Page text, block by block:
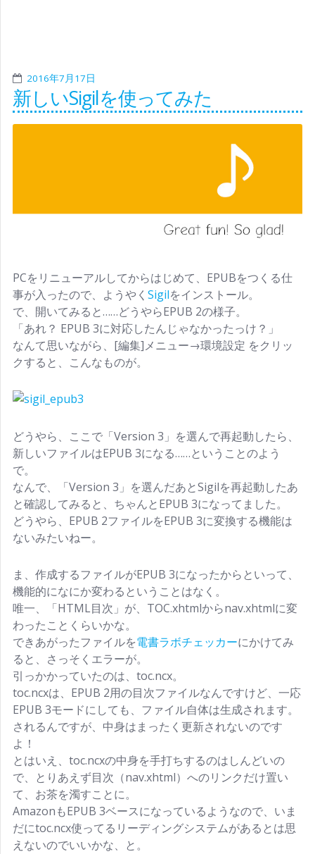
2016年7月17日
新しいSigilを使ってみた
PCをリニューアルしてからはじめて、EPUBをつくる仕
事が入ったので、ようやく Sigilをインストール。
で、開いてみると……どうやらEPUB 2の様子。
「あれ？ EPUB 3に対応したんじゃなかったっけ？」
なんて思いながら、[編集]メニュー→環境設定 をクリッ
クすると、こんなものが。
どうやら、ここで「Version 3」を選んで再起動したら、
新しいファイルはEPUB 3になる……ということのよう
で。
なんで、「Version 3」を選んだあとSigilを再起動したあ
と確認してみると、ちゃんとEPUB 3になってました。
どうやら、EPUB 2ファイルをEPUB 3に変換する機能は
ないみたいねー。
ま、作成するファイルがEPUB 3になったからといって、
機能的になにか変わるということはなく。
唯一、「HTML目次」が、TOC.xhtmlからnav.xhtmlに変
わったことくらいかな。
できあがったファイルを電書ラボチェッカーにかけてみ
ると、さっそくエラーが。
引っかかっていたのは、toc.ncx。
toc.ncxは、EPUB 2用の目次ファイルなんですけど、一応
EPUB 3モードにしても、ファイル自体は生成されます。
されるんですが、中身はまったく更新されないのです
よ！
とはいえ、toc.ncxの中身を手打ちするのはしんどいの
で、とりあえず目次（nav.xhtml）へのリンクだけ置い
て、お茶を濁すことに。
AmazonもEPUB 3ベースになっているようなので、いま
だにtoc.ncx使ってるリーディングシステムがあるとは思
えないのでいいかな、と。